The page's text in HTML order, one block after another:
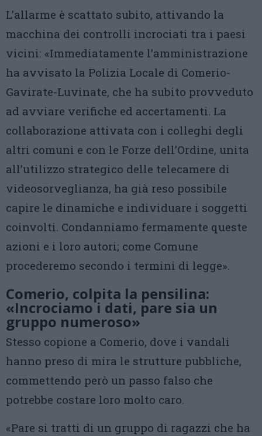
L’allarme è scattato subito, attivando la
macchina dei controlli incrociati tra i paesi
vicini: «Immediatamente l’amministrazione
ha avvisato la Polizia Locale di Comerio-
Gavirate-Luvinate, che ha subito provveduto
ad avviare verifiche ed accertamenti. La
collaborazione attivata con i colleghi degli
altri comuni e con le Forze dell’Ordine, unita
all’utilizzo strategico delle telecamere di
videosorveglianza, ha già reso possibile
capire le dinamiche e individuare i soggetti
coinvolti. Condanniamo fermamente queste
azioni e i loro autori; come Comune
procederemo secondo i termini di legge».
Comerio, colpita la pensilina:
«Incrociamo i dati, pare sia un
gruppo numeroso»
Stesso copione a Comerio, dove i vandali
hanno preso di mira le strutture pubbliche,
commettendo però un passo falso che
potrebbe costare loro molto caro.
«Pare si tratti di un gruppo di ragazzi che ha